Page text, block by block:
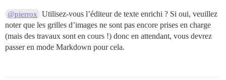
@pierrox
Utilisez-vous l’éditeur de texte enrichi ? Si oui, veuillez
noter que les grilles d’images ne sont pas encore prises en charge
(mais des travaux sont en cours !) donc en attendant, vous devrez
passer en mode Markdown pour cela.